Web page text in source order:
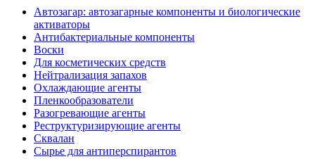
Автозагар: автозагарные компоненты и биологические
активаторы
Антибактериальные компоненты
Воски
Для косметических средств
Нейтрализация запахов
Охлаждающие агенты
Пленкообразователи
Разогревающие агенты
Реструктуризирующие агенты
Сквалан
Сырье для антиперспирантов